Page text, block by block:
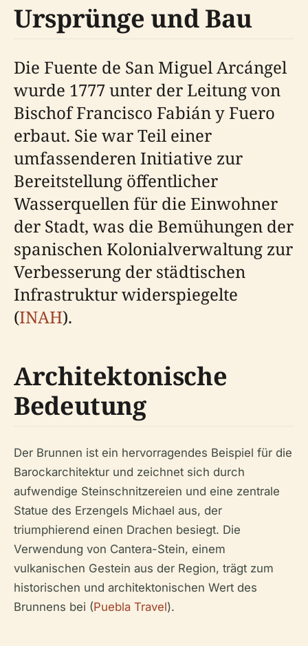
Ursprünge und Bau
Die Fuente de San Miguel Arcángel
wurde 1777 unter der Leitung von
Bischof Francisco Fabián y Fuero
erbaut. Sie war Teil einer
umfassenderen Initiative zur
Bereitstellung öffentlicher
Wasserquellen für die Einwohner
der Stadt, was die Bemühungen der
spanischen Kolonialverwaltung zur
Verbesserung der städtischen
Infrastruktur widerspiegelte
(INAH).
Architektonische
Bedeutung
Der Brunnen ist ein hervorragendes Beispiel für die
Barockarchitektur und zeichnet sich durch
aufwendige Steinschnitzereien und eine zentrale
Statue des Erzengels Michael aus, der
triumphierend einen Drachen besiegt. Die
Verwendung von Cantera-Stein, einem
vulkanischen Gestein aus der Region, trägt zum
historischen und architektonischen Wert des
Brunnens bei (Puebla Travel).